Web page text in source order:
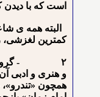
است که با دیدن
البته همه ی
کم⁯ترین لغزشی،
۲ - گروه
و هنری و ادبی آن.
همچون «تندرو»،